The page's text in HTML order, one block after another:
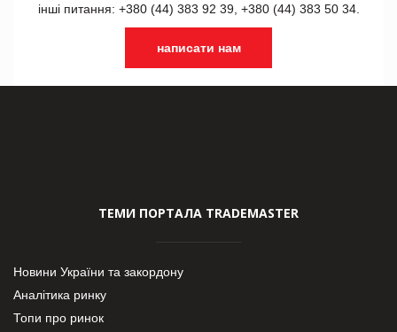
інші питання: +380 (44) 383 92 39, +380 (44) 383 50 34.
написати нам
ТЕМИ ПОРТАЛА TRADEMASTER
Новини України та закордону
Аналітика ринку
Топи про ринок